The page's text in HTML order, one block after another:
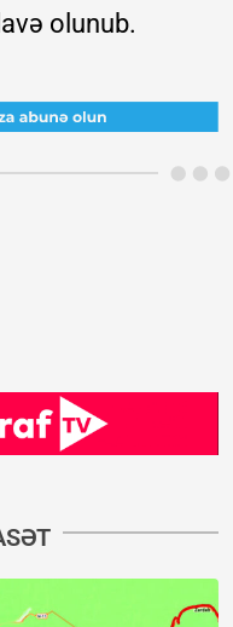
olunub.